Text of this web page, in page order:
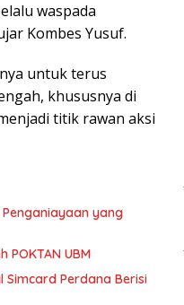
waspada
Kombes Yusuf.
untuk terus
khususnya di
titik rawan aksi
yang
POKTAN UBM
Perdana Berisi